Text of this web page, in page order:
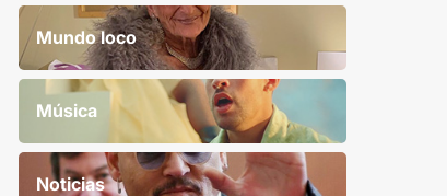
Mundo loco
Música
Noticias